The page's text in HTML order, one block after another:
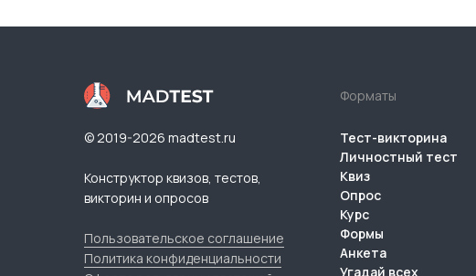
© 2019-2026 madtest.ru
Конструктор квизов, тестов,
викторин и опросов
Пользовательское соглашение
Политика конфиденциальности
Форматы
Тест-викторина
Личностный тест
Квиз
Опрос
Курс
Формы
Анкета
Угадай всех